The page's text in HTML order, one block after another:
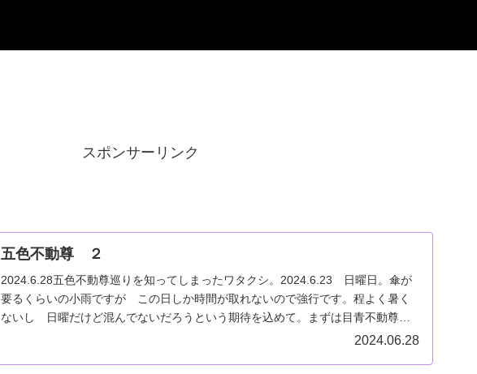
スポンサーリンク
五色不動尊 ２
2024.6.28五色不動尊巡りを知ってしまったワタクシ。2024.6.23 日曜日。傘が
要るくらいの小雨ですが この日しか時間が取れないので強行です。程よく暑く
ないし 日曜だけど混んでないだろうという期待を込めて。まずは目青不動尊
2024.06.28